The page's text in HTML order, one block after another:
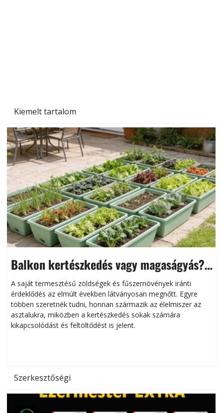
Kiemelt tartalom
Balkon kertészkedés vagy magaságyás?
Helytakarékos kertészkedés
A saját termesztésű zöldségek és fűszernövények iránti
érdeklődés az elmúlt években látványosan megnőtt. Egyre
többen szeretnék tudni, honnan származik az élelmiszer az
asztalukra, miközben a kertészkedés sokak számára
kikapcsolódást és feltöltődést is jelent.
Szerkesztőségi